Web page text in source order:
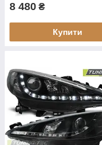
8 480 ₴
Купити